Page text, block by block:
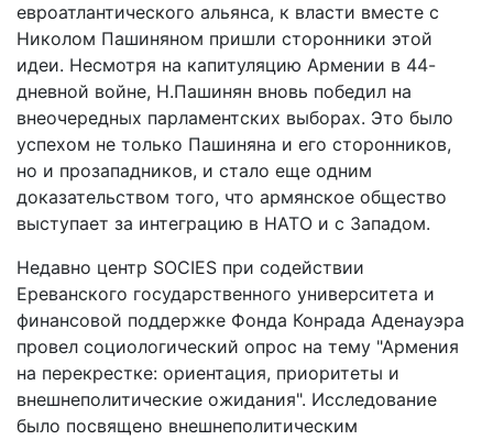
евроатлантического альянса, к власти вместе с
Николом Пашиняном пришли сторонники этой
идеи. Несмотря на капитуляцию Армении в 44-
дневной войне, Н.Пашинян вновь победил на
внеочередных парламентских выборах. Это было
успехом не только Пашиняна и его сторонников,
но и прозападников, и стало еще одним
доказательством того, что армянское общество
выступает за интеграцию в НАТО и с Западом.
Недавно центр SOCIES при содействии
Ереванского государственного университета и
финансовой поддержке Фонда Конрада Аденауэра
провел социологический опрос на тему "Армения
на перекрестке: ориентация, приоритеты и
внешнеполитические ожидания". Исследование
было посвящено внешнеполитическим